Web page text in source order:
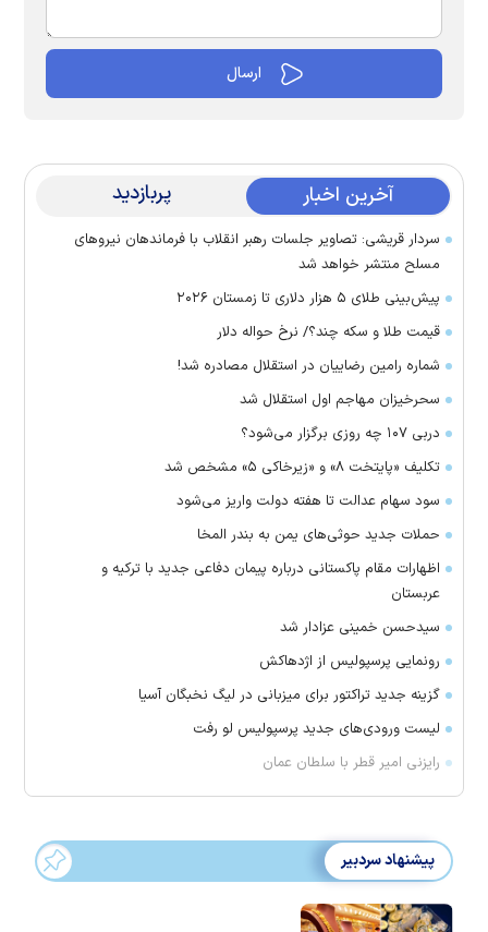
آخرین اخبار پربازدید
سردار قریشی: تصاویر جلسات رهبر انقلاب با فرماندهان نیرو‌های
مسلح منتشر خواهد شد
پیش‌بینی طلای ۵ هزار دلاری تا زمستان ۲۰۲۶
قیمت طلا و سکه چند؟/ نرخ حواله دلار
شماره رامین رضاییان در استقلال مصادره شد!
سحرخیزان مهاجم اول استقلال شد
دربی ۱۰۷ چه روزی برگزار می‌شود؟
تکلیف «پایتخت ۸» و «زیرخاکی ۵» مشخص شد
سود سهام عدالت تا هفته دولت واریز می‌شود
حملات جدید حوثی‌های یمن به بندر المخا
اظهارات مقام پاکستانی درباره پیمان دفاعی جدید با ترکیه و
عربستان
سیدحسن خمینی عزادار شد
رونمایی پرسپولیس از اژدهاکش
گزینه جدید تراکتور برای میزبانی در لیگ نخبگان آسیا
لیست ورودی‌های جدید پرسپولیس لو رفت
رایزنی امیر قطر با سلطان عمان
پیشنهاد سردبیر